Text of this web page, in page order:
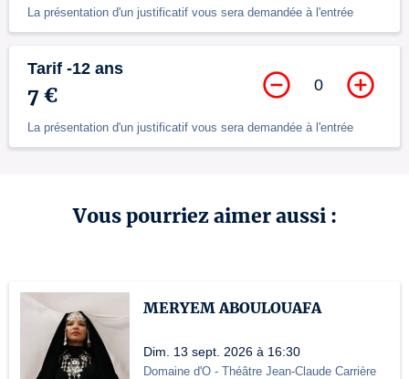
La présentation d'un justificatif vous sera demandée à l'entrée
Tarif -12 ans
7 €
La présentation d'un justificatif vous sera demandée à l'entrée
0
Vous pourriez aimer aussi :
MERYEM ABOULOUAFA
Dim. 13 sept. 2026 à 16:30
Domaine d'O - Théâtre Jean-Claude Carrière